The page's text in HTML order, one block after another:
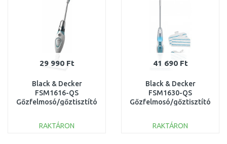
29 990 Ft
Black & Decker
FSM1616-QS
Gőzfelmosó/gőztisztító
RAKTÁRON
41 690 Ft
Black & Decker
FSM1630-QS
Gőzfelmosó/gőztisztító
RAKTÁRON